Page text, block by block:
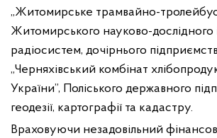
„Житомирське трамвайно-
Житомирського науково-дослідного
радіосистем, дочірнього
„Черняхівський комбінат
України”, Поліського державного
геодезії, картографії та кадастру.
Враховуючи незадовільний